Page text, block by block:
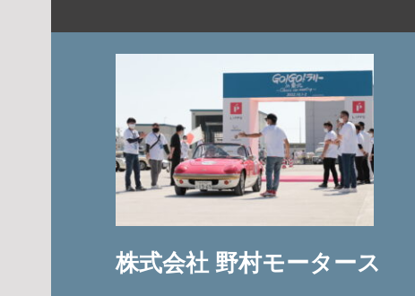
ン
株式会社 野村モータース